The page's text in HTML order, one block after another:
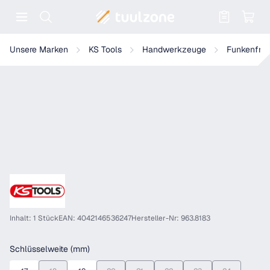
Unsere Marken KS Tools Handwerkzeuge
KS Tools BRONZEplus Montageringschlüssel mit Dorn, gekröpft
Inhalt: 1 StückEAN: 4042146536247Hersteller-Nr: 963.8183
Schlüsselweite (mm)auswählen